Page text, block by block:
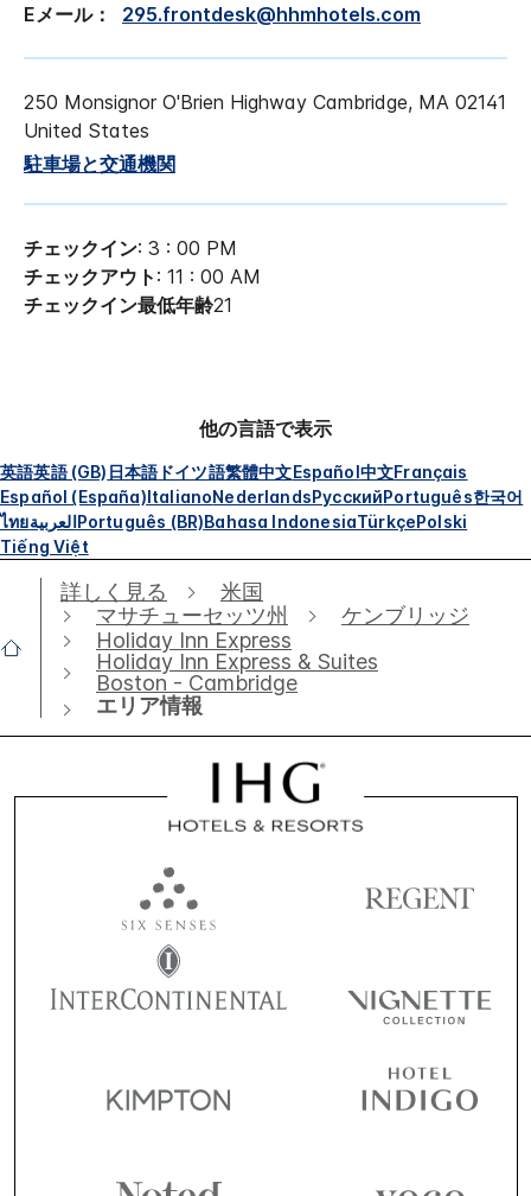
Eメール：
295.frontdesk@hhmhotels.com
250 Monsignor O'Brien Highway Cambridge, MA 02141
United States
駐車場と交通機関
チェックイン: 3 : 00 PM
チェックアウト : 11 : 00 AM
チェックイン最低年齢21
他の言語で表示
英語英語 (GB) 日本語 ドイツ語繁體中文Español中文Français
Español (España)ItalianoNederlandsРусскийPortuguês한국어
ไทยالعربيةPortuguês (BR)Bahasa IndonesiaTürkçePolski
Tiếng Việt
詳しく見る
米国
マサチューセッツ州
ケンブリッジ
Holiday Inn Express
Holiday Inn Express & Suites
Boston - Cambridge
エリア情報